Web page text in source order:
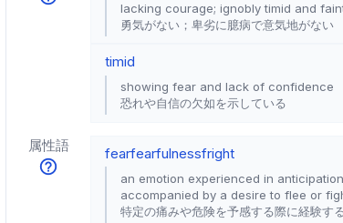
lacking courage; ignobly timid and
勇気がない；卑劣に臆病で意気地がない
timid
showing fear and lack of confidence
恐れや自信の欠如を示している
属性語 fearfearfulnessfright
an emotion experienced in
accompanied by a desire to flee or
特定の痛みや危険を予感する際に経験す